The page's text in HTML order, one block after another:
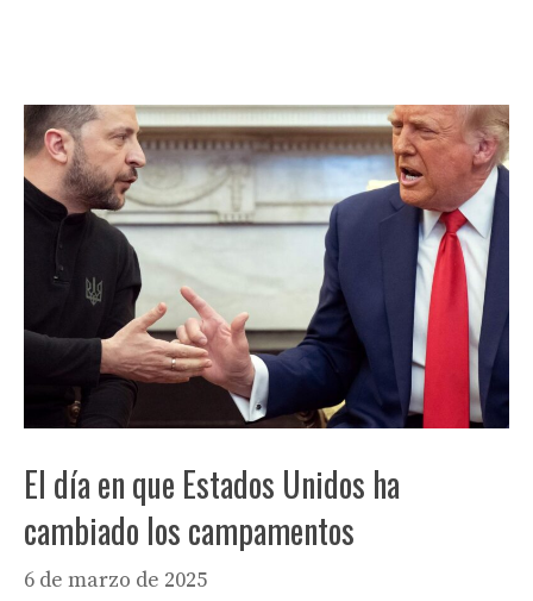
El día en que Estados Unidos ha
cambiado los campamentos
6 de marzo de 2025